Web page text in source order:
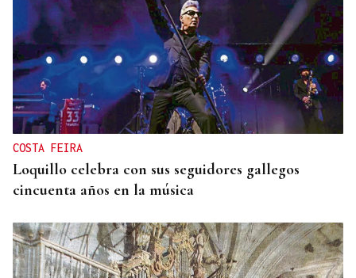
INCENDIO EN UN BARRANCO
Unos 200 efectivos combaten el incendio de Tírig,
que ya roza las 400 hectáreas
COSTA FEIRA
Loquillo celebra con sus seguidores gallegos
cincuenta años en la música